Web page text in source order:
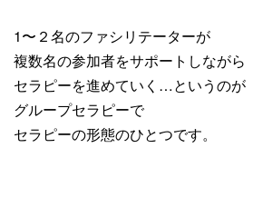
1〜２名のファシリテーターが
複数名の参加者をサポートしながら
セラピーを進めていく…というのが
グループセラピーで
セラピーの形態のひとつです。